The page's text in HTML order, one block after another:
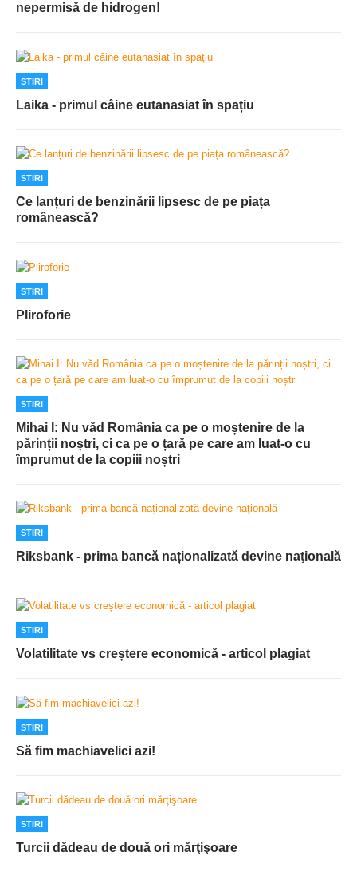
nepermisă de hidrogen!
STIRI
Laika - primul câine eutanasiat în spațiu
STIRI
Ce lanțuri de benzinării lipsesc de pe piața
românească?
STIRI
Pliroforie
STIRI
Mihai I: Nu văd România ca pe o moștenire de la
părinții noștri, ci ca pe o țară pe care am luat-o cu
împrumut de la copiii noștri
STIRI
Riksbank - prima bancă naționalizată devine naţională
STIRI
Volatilitate vs creștere economică - articol plagiat
STIRI
Să fim machiavelici azi!
STIRI
Turcii dădeau de două ori mărţişoare